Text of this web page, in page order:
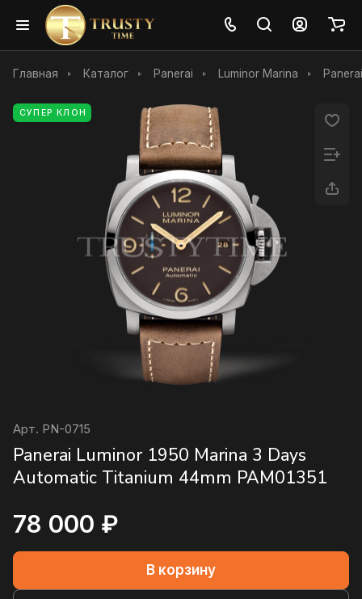
Главная Каталог Panerai Luminor Marina
СУПЕР КЛОН
Арт. PN-0715
Panerai Luminor 1950 Marina 3 Days
Automatic Titanium 44mm PAM01351
78 000 ₽
В корзину